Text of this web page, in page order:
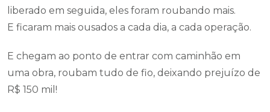
liberado em seguida, eles foram roubando mais.
E ficaram mais ousados a cada dia, a cada operação.
E chegam ao ponto de entrar com caminhão em
uma obra, roubam tudo de fio, deixando prejuízo de
R$ 150 mil!